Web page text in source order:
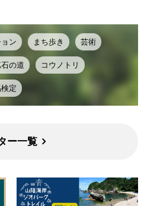
ン まち歩き 芸術
の道 コウノトリ
定
ー一覧